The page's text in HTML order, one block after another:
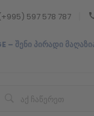
597 578 787
– შენი პირადი